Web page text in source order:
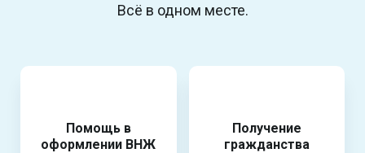
Всё в одном месте.
Помощь в
оформлении ВНЖ
Получение
гражданства